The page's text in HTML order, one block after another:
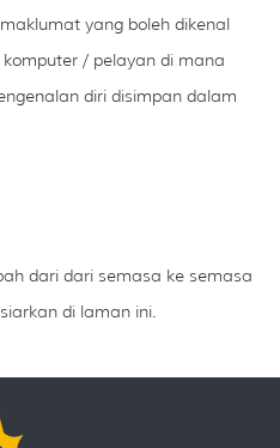
yang boleh dikenal
/ pelayan di mana
diri disimpan dalam
dari dari semasa ke semasa
di laman ini.